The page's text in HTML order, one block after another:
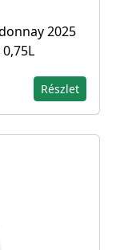
2025
Részlet